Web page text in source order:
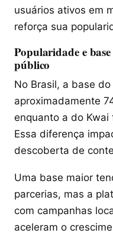
usuários ativos em
reforça sua
Popularidade e
público
No Brasil, a base
aproximadamente
enquanto a do
Essa diferença
descoberta de
Uma base maior
parcerias, mas a
com campanhas
aceleram o